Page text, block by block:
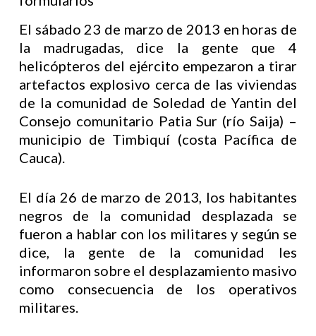
El sábado 23 de marzo de 2013 en horas de
la madrugadas, dice la gente que 4
helicópteros del ejército empezaron a tirar
artefactos explosivo cerca de las viviendas
de la comunidad de Soledad de Yantin del
Consejo comunitario Patia Sur (río Saija) –
municipio de Timbiquí (costa Pacífica de
Cauca).
El día 26 de marzo de 2013, los habitantes
negros de la comunidad desplazada se
fueron a hablar con los militares y según se
dice, la gente de la comunidad les
informaron sobre el desplazamiento masivo
como consecuencia de los operativos
militares.